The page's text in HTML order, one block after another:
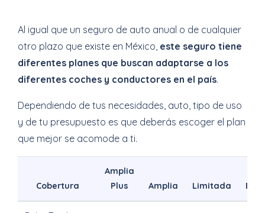
Al igual que un seguro de auto anual o de cualquier
otro plazo que existe en México, este seguro tiene
diferentes planes que buscan adaptarse a los
diferentes coches y conductores en el país.
Dependiendo de tus necesidades, auto, tipo de uso
y de tu presupuesto es que deberás escoger el plan
que mejor se acomode a ti.
Cobertura
Amplia
Plus
Amplia Limitada